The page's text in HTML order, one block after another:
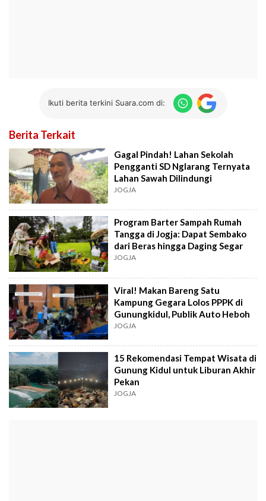
Ikuti berita terkini Suara.com di:
Berita Terkait
Gagal Pindah! Lahan Sekolah
Pengganti SD Nglarang Ternyata
Lahan Sawah Dilindungi
JOGJA
Program Barter Sampah Rumah
Tangga di Jogja: Dapat Sembako
dari Beras hingga Daging Segar
JOGJA
Viral! Makan Bareng Satu
Kampung Gegara Lolos PPPK di
Gunungkidul, Publik Auto Heboh
JOGJA
15 Rekomendasi Tempat Wisata di
Gunung Kidul untuk Liburan Akhir
Pekan
JOGJA